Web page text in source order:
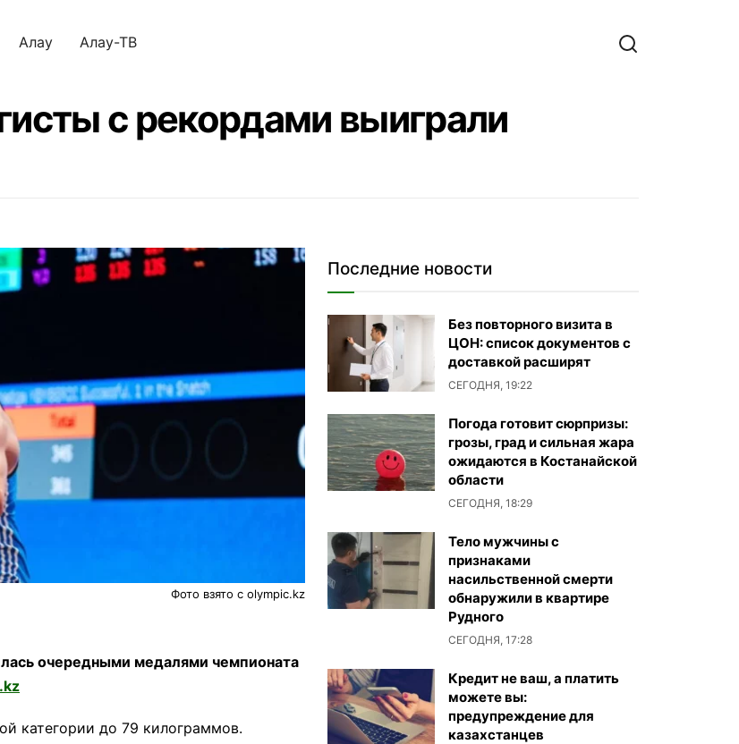
Алау Алау-ТВ
с рекордами выиграли
Фото взято с olympic.kz
очередными медалями чемпионата
категории до 79 килограммов.
Последние новости
Без повторного визита в
ЦОН: список документов с
доставкой расширят
СЕГОДНЯ, 19:22
Погода готовит сюрпризы:
грозы, град и сильная жара
ожидаются в Костанайской
области
СЕГОДНЯ, 18:29
Тело мужчины с
признаками
насильственной смерти
обнаружили в квартире
Рудного
СЕГОДНЯ, 17:28
Кредит не ваш, а платить
можете вы:
предупреждение для
казахстанцев